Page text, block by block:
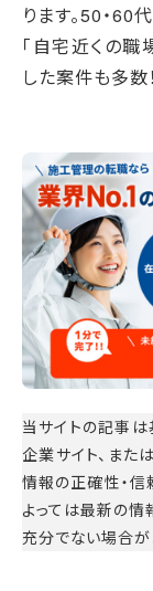
ります。50・60
「自宅近くの職
した案件も多数
当サイトの記事
企業サイト、また
情報の正確性・信
よっては最新の
充分でない場合が